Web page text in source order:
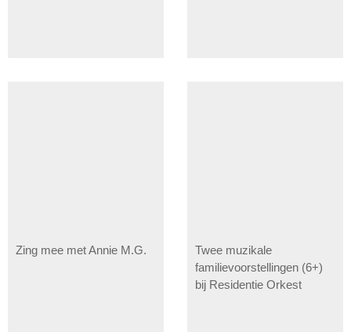
Zing mee met Annie M.G.
Twee muzikale
familievoorstellingen (6+)
bij Residentie Orkest